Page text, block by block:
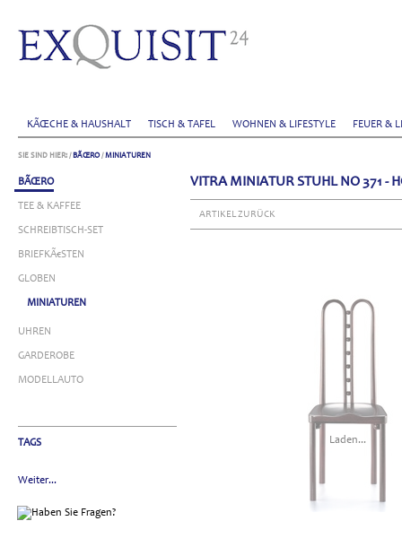
KÃŒCHE & HAUSHALT TISCH & TAFEL WOHNEN & LIFESTYLE FEUER &
SIE SIND HIER: / BÃŒRO/MINIATUREN
BÃŒRO
TEE & KAFFEE
SCHREIBTISCH-SET
BRIEFKÃ€STEN
GLOBEN
MINIATUREN
UHREN
GARDEROBE
MODELLAUTO
TAGS
Weiter...
VITRA MINIATUR STUHL NO 371 -
ARTIKEL ZURÜCK
Laden...